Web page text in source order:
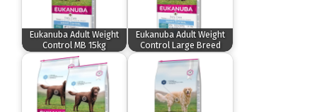
Eukanuba Adult Weight
Control MB 15kg
Eukanuba Adult Weight
Control Large Breed